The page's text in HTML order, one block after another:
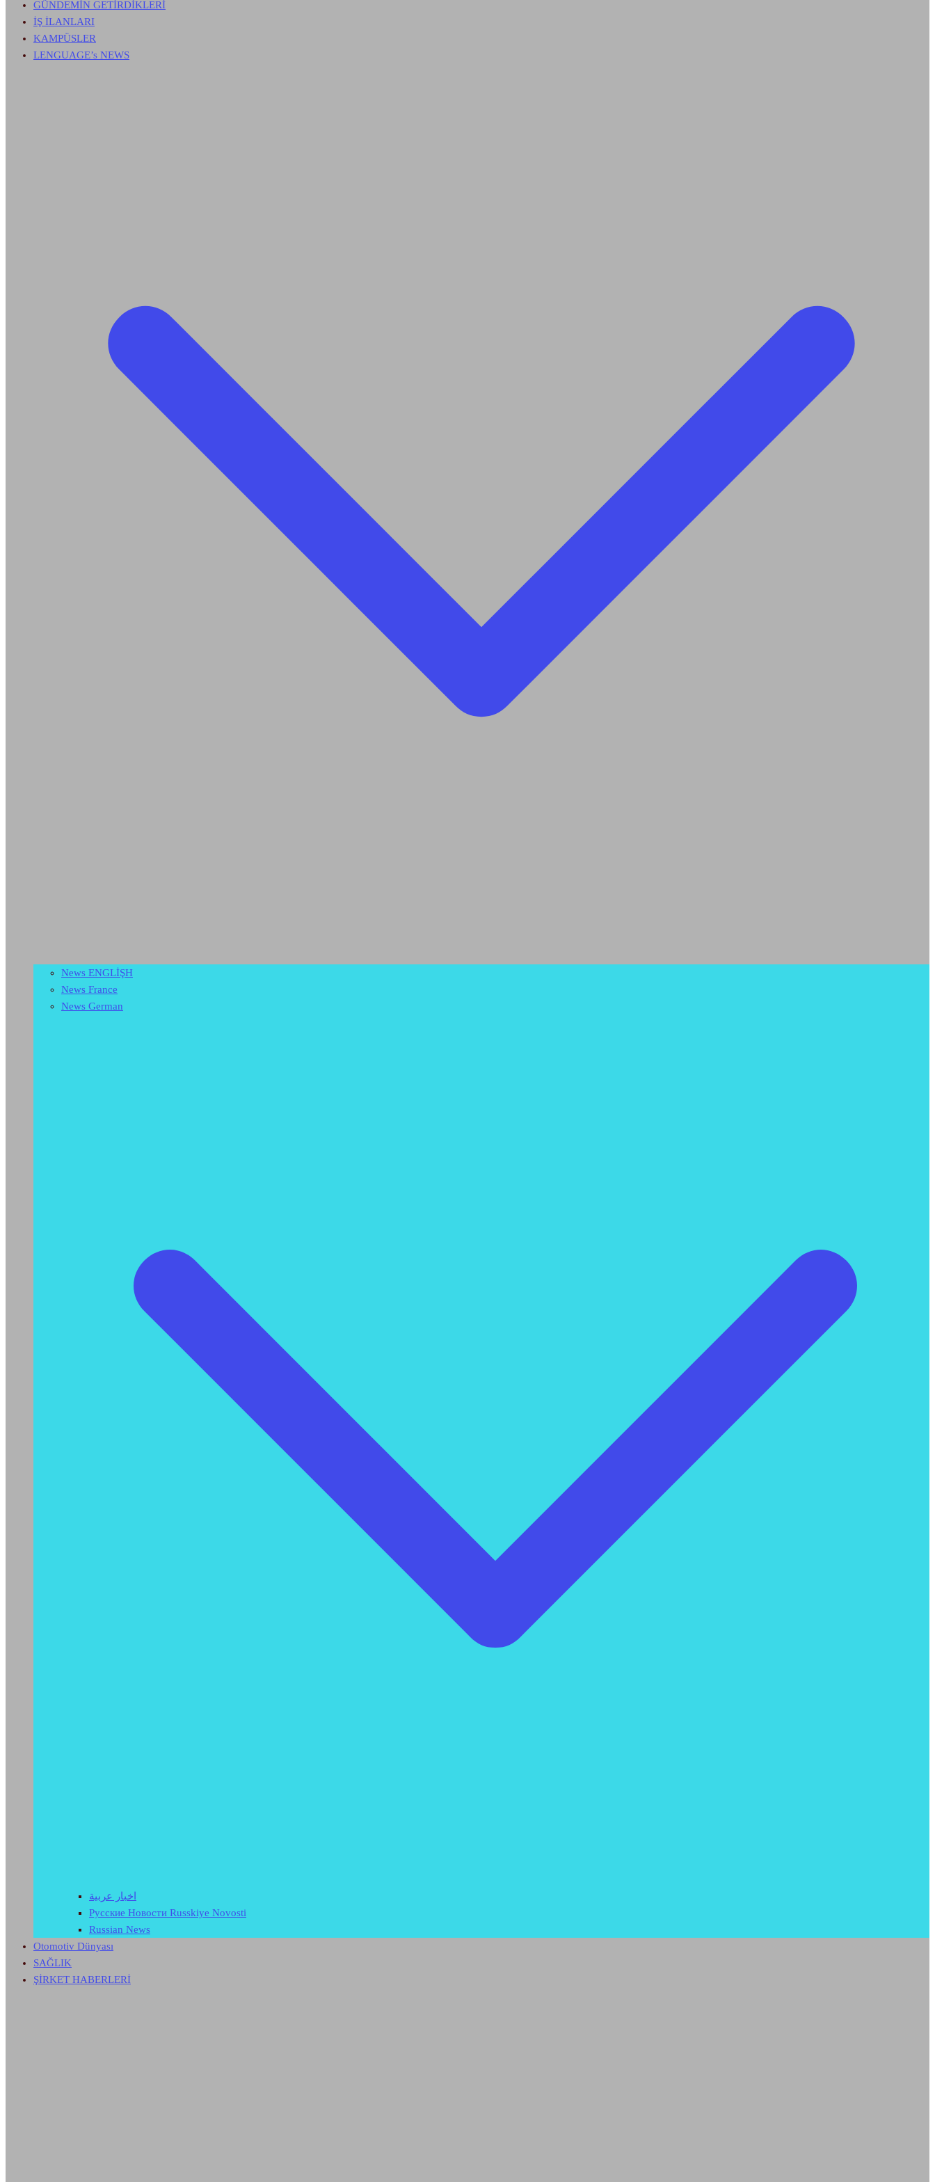
GÜNDEMİN GETİRDİKLERİ
İŞ İLANLARI
KAMPÜSLER
LENGUAGE’s NEWS
News ENGLİŞH
News France
News German
اخبار عربية
Русские Новости Russkiye Novosti
Russian News
Otomotiv Dünyası
SAĞLIK
ŞİRKET HABERLERİ